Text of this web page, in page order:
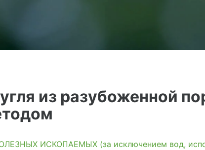
из разубоженной
ИСКОПАЕМЫХ (за исключением вод,